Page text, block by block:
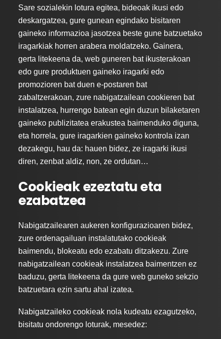
Sare sozialekin lotura egitea, bideoak ikusi edo
deskargatzea, gure gunean egindako bisitaren
gaineko informazioa jasotzea beste gune batzuetako
iragarkiak horren arabera moldatzeko. Gainera,
gerta litekeena da, web guneren bat ikusterakoan
edo gure produktuen gaineko iragarki edo
promozioren bat duen e-postaren bat
zabaltzerakoan, zure nabigatzailean cookieren bat
instalatzea, hurrengo batean egin duzun bilaketaren
gaineko publizitatea erakustea baimenduko diguna,
eta horrela, gure iragarkien gaineko kontrola izan
dezakegu, hau da: hauen bidez, ze iragarki ikusi
diren, zenbat aldiz, non, ze ordutan…
Cookieak ezeztatu eta
ezabatzea
Nabigatzailearen aukeren konfigurazioaren bidez,
zure ordenagailuan instalatutako cookieak
baimendu, blokeatu edo ezabatu ditzakezu. Zure
nabigatzailean cookieak instalatzea baimentzen ez
baduzu, gerta litekeena da gure web guneko sekzio
batzuetara ezin sartu ahal izatea.
Nabigatzaileko cookieak nola kudeatu ezagutzeko,
bisitatu ondorengo loturak, mesedez: